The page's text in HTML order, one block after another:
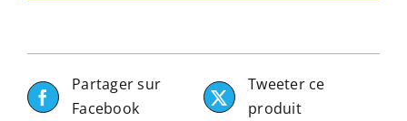
Partager sur
Facebook
Tweeter ce
produit